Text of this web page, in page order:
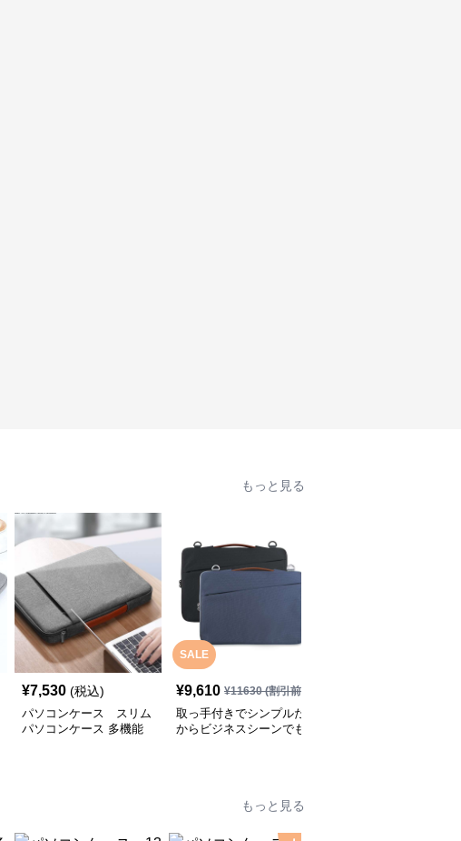
もっと見る
¥7,530 (税込)
パソコンケース スリム
パソコンケース 多機能
SALE
¥9,610 ¥11630(割引前)
取っ手付きでシンプルだ
からビジネスシーンでも
もっと見る